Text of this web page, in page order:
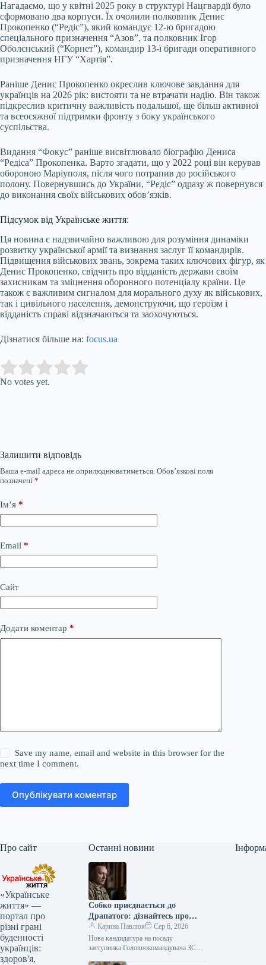
Нагадаємо, що у квітні 2025 року в структурі Нацгвардії було
сформовано два корпуси. Їх очолили полковник Денис
Прокопенко (“Редіс”), який командує 12-ю бригадою
спеціального призначення “Азов”, та полковник Ігор
Оболєнський (“Корнет”), командир 13-ї бригади оперативного
призначення НГУ “Хартія”.
Раніше Денис Прокопенко окреслив ключове завдання для
українців на 2026 рік: вистояти та не втрачати надію. Він також
підкреслив критичну важливість подальшої, ще більш активної
та всеосяжної підтримки фронту з боку українського
суспільства.
Видання “Фокус” раніше висвітлювало біографію Дениса
“Редіса” Прокопенка. Варто згадати, що у 2022 році він керував
обороною Маріуполя, після чого потрапив до російського
полону. Повернувшись до України, “Редіс” одразу ж повернувся
до виконання своїх військових обов’язків.
Підсумок від Українське життя:
Ця новина є надзвичайно важливою для розуміння динаміки
розвитку української армії та визнання заслуг її командирів.
Підвищення військових звань, зокрема таких ключових фігур, як
Денис Прокопенко, свідчить про відданість держави своїм
захисникам та зміцнення оборонного потенціалу країни. Це
також є важливим сигналом для морального духу як військових,
так і цивільного населення, демонструючи, що героїзм і
відданість справі відзначаються та заохочуються.
Дізнатися більше на: focus.ua
Rate this item:
No votes yet.
Залишити відповідь
Ваша e-mail адреса не оприлюднюватиметься. Обов’язкові поля
позначені *
Ім’я *
Email *
Сайт
Додати коментар *
Save my name, email and website in this browser for the
next time I comment.
Опублікувати коментар
Про сайт
«Українське
життя» —
портал про
різні грані
буденності
українців:
здоров'я,
Останні новини
Собко приєднається до
Драпатого: дізнайтесь про
нового заступника
Карина Павлюк
Сер 6, 2026
Нова кандидатура на посаду
заступника Головнокомандувача ЗСУ